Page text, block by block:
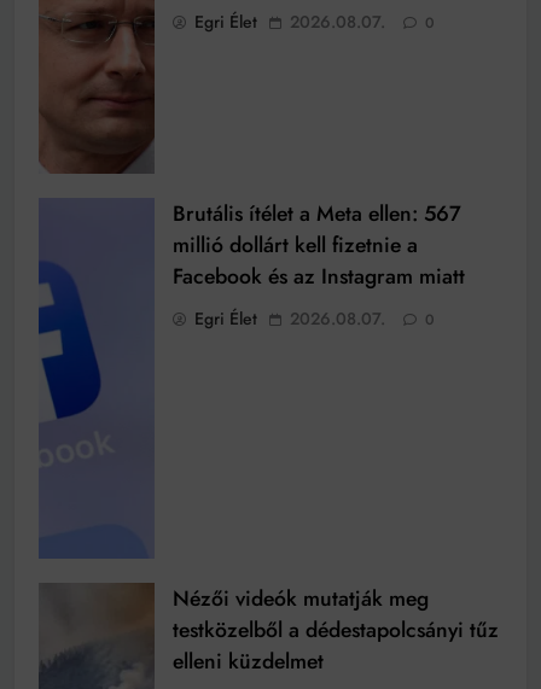
Egri Élet 2026.08.07. 0
Brutális ítélet a Meta ellen: 567
millió dollárt kell fizetnie a
Facebook és az Instagram miatt
Egri Élet 2026.08.07. 0
Nézői videók mutatják meg
testközelből a dédestapolcsányi tűz
elleni küzdelmet